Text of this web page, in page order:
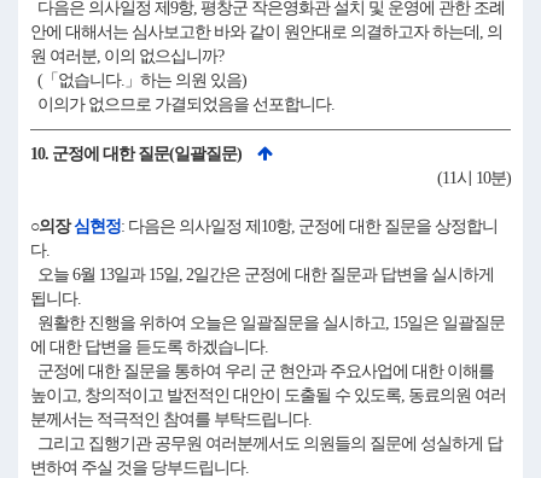
다음은 의사일정 제9항, 평창군 작은영화관 설치 및 운영에 관한 조례
안에 대해서는 심사보고한 바와 같이 원안대로 의결하고자 하는데, 의
원 여러분, 이의 없으십니까?
(「없습니다.」하는 의원 있음)
이의가 없으므로 가결되었음을 선포합니다.
10. 군정에 대한 질문(일괄질문)
(11시 10분)
○의장심현정: 다음은 의사일정 제10항, 군정에 대한 질문을 상정합니
다.
오늘 6월 13일과 15일, 2일간은 군정에 대한 질문과 답변을 실시하게
됩니다.
원활한 진행을 위하여 오늘은 일괄질문을 실시하고, 15일은 일괄질문
에 대한 답변을 듣도록 하겠습니다.
군정에 대한 질문을 통하여 우리 군 현안과 주요사업에 대한 이해를
높이고, 창의적이고 발전적인 대안이 도출될 수 있도록, 동료의원 여러
분께서는 적극적인 참여를 부탁드립니다.
그리고 집행기관 공무원 여러분께서도 의원들의 질문에 성실하게 답
변하여 주실 것을 당부드립니다.